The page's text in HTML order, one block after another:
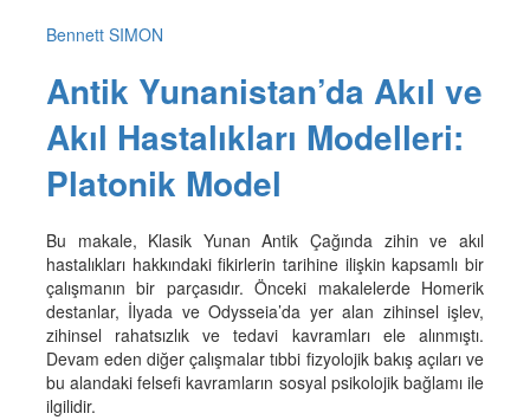
Bennett SIMON
Antik Yunanistan’da Akıl ve
Akıl Hastalıkları Modelleri:
Platonik Model
Bu makale, Klasik Yunan Antik Çağında zihin ve akıl
hastalıkları hakkındaki fikirlerin tarihine ilişkin kapsamlı bir
çalışmanın bir parçasıdır. Önceki makalelerde Homerik
destanlar, İlyada ve Odysseia’da yer alan zihinsel işlev,
zihinsel rahatsızlık ve tedavi kavramları ele alınmıştı.
Devam eden diğer çalışmalar tıbbi fizyolojik bakış açıları ve
bu alandaki felsefi kavramların sosyal psikolojik bağlamı ile
ilgilidir.